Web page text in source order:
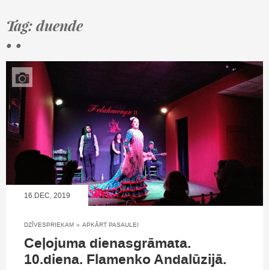
Tag: duende
• •
16.DEC, 2019
DZĪVESPRIEKAM » APKĀRT PASAULEI
Ceļojuma dienasgrāmata.
10.diena. Flamenko Andalūzijā.